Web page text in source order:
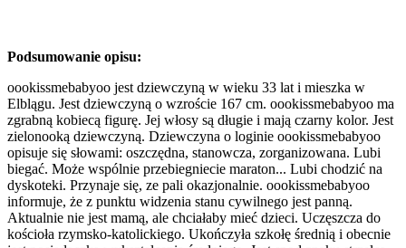
Podsumowanie opisu:
oookissmebabyoo jest dziewczyną w wieku 33 lat i mieszka w
Elblągu. Jest dziewczyną o wzroście 167 cm. oookissmebabyoo ma
zgrabną kobiecą figurę. Jej włosy są długie i mają czarny kolor. Jest
zielonooką dziewczyną. Dziewczyna o loginie oookissmebabyoo
opisuje się słowami: oszczędna, stanowcza, zorganizowana. Lubi
biegać. Może wspólnie przebiegniecie maraton... Lubi chodzić na
dyskoteki. Przynaje się, ze pali okazjonalnie. oookissmebabyoo
informuje, że z punktu widzenia stanu cywilnego jest panną.
Aktualnie nie jest mamą, ale chciałaby mieć dzieci. Uczęszcza do
kościoła rzymsko-katolickiego. Ukończyła szkołę średnią i obecnie